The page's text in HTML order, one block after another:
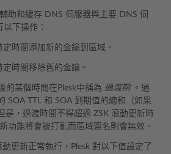
助和緩存 DNS 伺服器與主要 DNS 伺
以下操作：
時間添加新的金鑰到區域。
時間移除舊的金鑰。
的某個時間在Plesk中稱為 過渡期。過
SOA TTL 和 SOA 到期值的總和（如果
是，過渡時間不得超過 ZSK 滾動更新時
功能將會被打亂而區域簽名則會無效。
更新正常執行，Plesk 對以下值設定了